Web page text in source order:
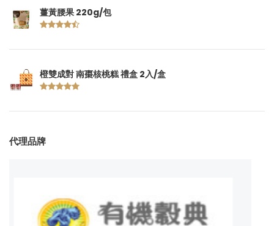
薑黃腰果 220g/包
橙雙成對 南棗核桃糕 禮盒 2入/盒
代理品牌